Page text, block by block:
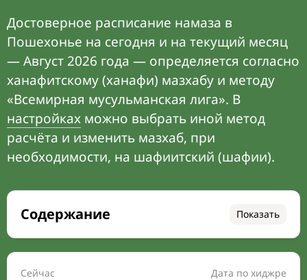
Достоверное расписание намаза в
Пошехонье на сегодня и на текущий месяц
— Август 2026 года — определяется согласно
ханафитскому (ханафи) мазхабу и методу
«Всемирная мусульманская лига». В
настройках можно выбрать иной метод
расчёта и изменить мазхаб, при
необходимости, на шафиитский (шафии).
Содержание Показать
Время намаза на сегодня
Расписание на месяц
Сейчас Дата по хиджре